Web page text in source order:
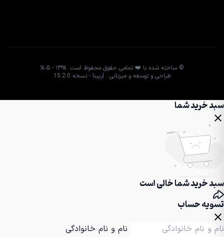
© ساخته شده با ❤️ تمامی حقوق محفوظ است. ١٣٩٤ - ١٤٠۵
طراحی و توسعه و میزبانی : آرپینا - نسخه 15.2.0
سبد خرید شما
سبد خرید شما خالی است
تسویه حساب
نام و نام خانوادگی